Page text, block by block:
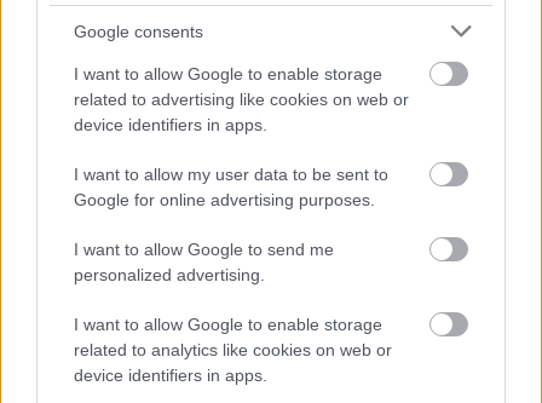
Google consents
I want to allow Google to enable storage
related to advertising like cookies on web or
device identifiers in apps.
I want to allow my user data to be sent to
Google for online advertising purposes.
I want to allow Google to send me
personalized advertising.
I want to allow Google to enable storage
related to analytics like cookies on web or
device identifiers in apps.
kitermelhető.” – fűzte hozzá Benkő Dániel, kiegészítve azzal,
hogy Amerikát ebben a kérdésben sem lehet feketén-fehéren
kezelni. Néhány állama a Kiotói Jegyzőkönyvben foglaltakat is
túlszárnyalja: az energia 25%-át a Nap és a szél segítségével
erősebbek, mint a Kiotói Protokollban megfogalmazottak.
Ráadásul az USA-nak vannak a legszigorúbb természetvédelmi
Piros, fehér,zöld
Ritka pillanatok egyike, amikor Magyarország az uniós átlag